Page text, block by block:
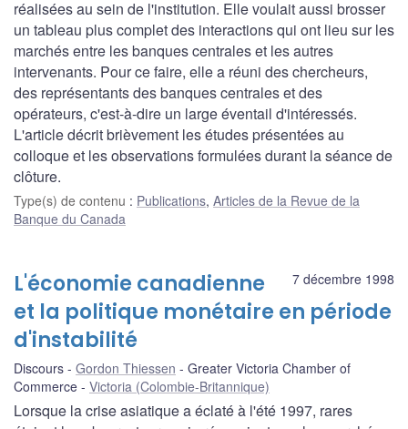
réalisées au sein de l'institution. Elle voulait aussi brosser
un tableau plus complet des interactions qui ont lieu sur les
marchés entre les banques centrales et les autres
intervenants. Pour ce faire, elle a réuni des chercheurs,
des représentants des banques centrales et des
opérateurs, c'est-à-dire un large éventail d'intéressés.
L'article décrit brièvement les études présentées au
colloque et les observations formulées durant la séance de
clôture.
Type(s) de contenu : Publications, Articles de la Revue de la
Banque du Canada
7 décembre 1998
L'économie canadienne
et la politique monétaire en période
d'instabilité
Discours Gordon Thiessen
Greater Victoria Chamber of
Commerce
Victoria (Colombie-Britannique)
Lorsque la crise asiatique a éclaté à l'été 1997, rares